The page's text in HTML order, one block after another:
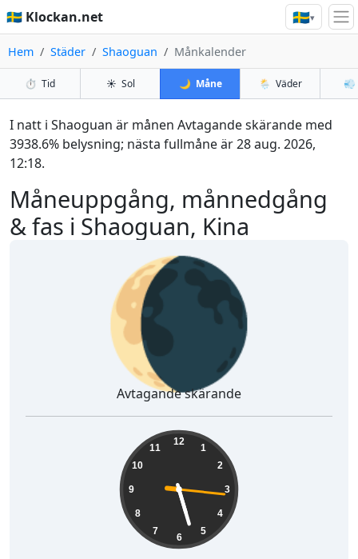
🇸🇪 Klockan.net 🇸🇪▾
Hem Städer Shaoguan Månkalender
⏱️ Tid ☀️ Sol 🌙 Måne 🌦️ Väder 💨
Måneuppgång, månnedgång
& fas i Shaoguan, Kina
I natt i Shaoguan är månen Avtagande skärande med
3938.6% belysning; nästa fullmåne är 28 aug. 2026,
12:18.
🌘
Avtagande skärande
12
1
2
3
4
5
6
7
8
9
10
11